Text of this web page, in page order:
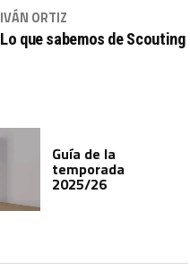
IVÁN ORTIZ
Lo que sabemos de Scouting
Guía de la
temporada
2025/26
de